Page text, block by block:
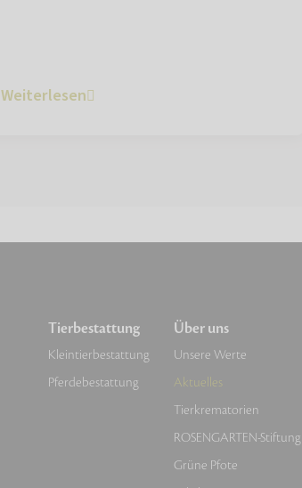
Weiterlesen
Tierbestattung
Kleintierbestattung
Pferdebestattung
Über uns
Unsere Werte
Aktuelles
Tierkrematorien
ROSENGARTEN-Stiftung
Grüne Pfote